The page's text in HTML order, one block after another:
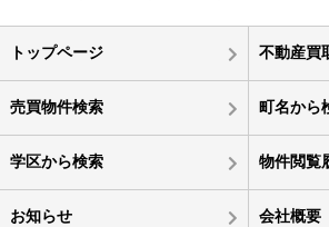
トップページ 不動産買
売買物件検索 町名から
学区から検索 物件閲覧
お知らせ 会社概要